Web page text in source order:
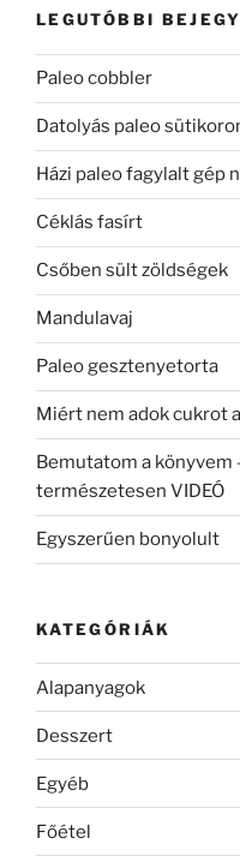
LEGUTÓBBI
Paleo cobbler
Datolyás paleo
Házi paleo fagylalt gép
Céklás fasírt
Csőben sült zöldségek
Mandulavaj
Paleo gesztenyetorta
Miért nem adok cukrot
Bemutatom a könyvem
természetesen VIDEÓ
Egyszerűen bonyolult
KATEGÓRIÁK
Alapanyagok
Desszert
Egyéb
Főétel